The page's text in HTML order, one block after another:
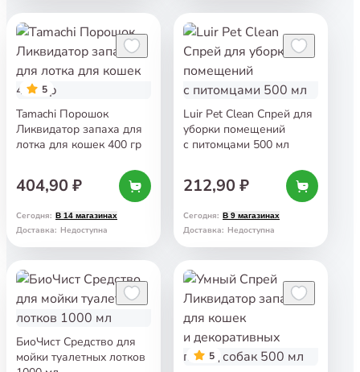
5
Tamachi Порошок
Ликвидатор запаха для
лотка для кошек 400 гр
404,90 ₽
Сегодня: В 14 магазинах
Доставка: Недоступна
Luir Pet Clean Спрей для
уборки помещений
с питомцами 500 мл
212,90 ₽
Сегодня: В 9 магазинах
Доставка: Недоступна
БиоЧист Средство для
мойки туалетных лотков
5